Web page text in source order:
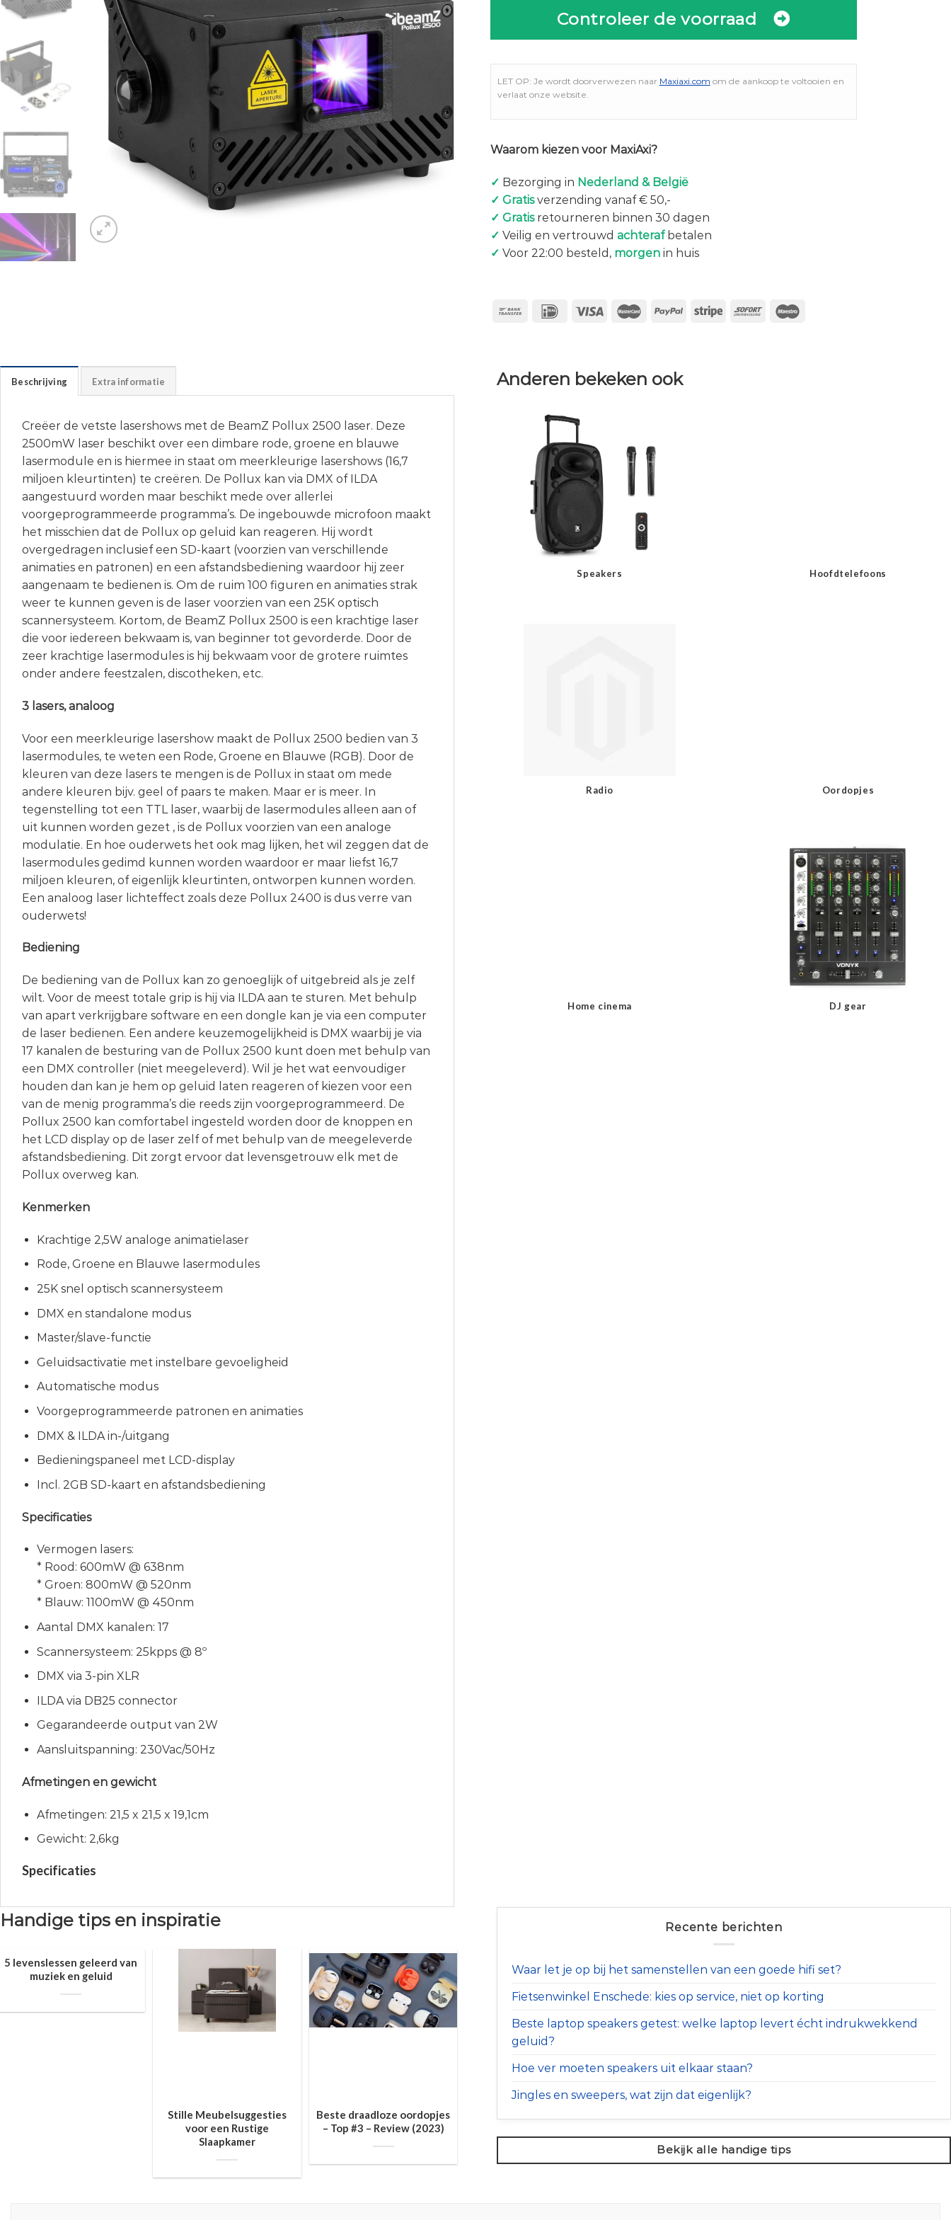
Controleer de voorraad
LET OP: Je wordt doorverwezen naar Maxiaxi.com om de aankoop te voltooien en
verlaat onze website.
Waarom kiezen voor MaxiAxi?
✓ Bezorging in Nederland & België
✓ Gratisverzending vanaf € 50,-
✓ Gratisretourneren binnen 30 dagen
✓ Veilig en vertrouwd achterafbetalen
✓ Voor 22:00 besteld, morgenin huis
Beschrijving Extra informatie
Creëer de vetste lasershows met de BeamZ Pollux 2500 laser. Deze
2500mW laser beschikt over een dimbare rode, groene en blauwe
lasermodule en is hiermee in staat om meerkleurige lasershows (16,7
miljoen kleurtinten) te creëren. De Pollux kan via DMX of ILDA
aangestuurd worden maar beschikt mede over allerlei
voorgeprogrammeerde programma’s. De ingebouwde microfoon maakt
het misschien dat de Pollux op geluid kan reageren. Hij wordt
overgedragen inclusief een SD-kaart (voorzien van verschillende
animaties en patronen) en een afstandsbediening waardoor hij zeer
aangenaam te bedienen is. Om de ruim 100 figuren en animaties strak
weer te kunnen geven is de laser voorzien van een 25K optisch
scannersysteem. Kortom, de BeamZ Pollux 2500 is een krachtige laser
die voor iedereen bekwaam is, van beginner tot gevorderde. Door de
zeer krachtige lasermodules is hij bekwaam voor de grotere ruimtes
onder andere feestzalen, discotheken, etc.
3 lasers, analoog
Voor een meerkleurige lasershow maakt de Pollux 2500 bedien van 3
lasermodules, te weten een Rode, Groene en Blauwe (RGB). Door de
kleuren van deze lasers te mengen is de Pollux in staat om mede
andere kleuren bijv. geel of paars te maken. Maar er is meer. In
tegenstelling tot een TTL laser, waarbij de lasermodules alleen aan of
uit kunnen worden gezet , is de Pollux voorzien van een analoge
modulatie. En hoe ouderwets het ook mag lijken, het wil zeggen dat de
lasermodules gedimd kunnen worden waardoor er maar liefst 16,7
miljoen kleuren, of eigenlijk kleurtinten, ontworpen kunnen worden.
Een analoog laser lichteffect zoals deze Pollux 2400 is dus verre van
ouderwets!
Bediening
De bediening van de Pollux kan zo genoeglijk of uitgebreid als je zelf
wilt. Voor de meest totale grip is hij via ILDA aan te sturen. Met behulp
van apart verkrijgbare software en een dongle kan je via een computer
de laser bedienen. Een andere keuzemogelijkheid is DMX waarbij je via
17 kanalen de besturing van de Pollux 2500 kunt doen met behulp van
een DMX controller (niet meegeleverd). Wil je het wat eenvoudiger
houden dan kan je hem op geluid laten reageren of kiezen voor een
van de menig programma’s die reeds zijn voorgeprogrammeerd. De
Pollux 2500 kan comfortabel ingesteld worden door de knoppen en
het LCD display op de laser zelf of met behulp van de meegeleverde
afstandsbediening. Dit zorgt ervoor dat levensgetrouw elk met de
Pollux overweg kan.
Kenmerken
Krachtige 2,5W analoge animatielaser
Rode, Groene en Blauwe lasermodules
25K snel optisch scannersysteem
DMX en standalone modus
Master/slave-functie
Geluidsactivatie met instelbare gevoeligheid
Automatische modus
Voorgeprogrammeerde patronen en animaties
DMX & ILDA in-/uitgang
Bedieningspaneel met LCD-display
Incl. 2GB SD-kaart en afstandsbediening
Specificaties
Vermogen lasers:
* Rood: 600mW @ 638nm
* Groen: 800mW @ 520nm
* Blauw: 1100mW @ 450nm
Aantal DMX kanalen: 17
Scannersysteem: 25kpps @ 8º
DMX via 3-pin XLR
ILDA via DB25 connector
Gegarandeerde output van 2W
Aansluitspanning: 230Vac/50Hz
Afmetingen en gewicht
Afmetingen: 21,5 x 21,5 x 19,1cm
Gewicht: 2,6kg
Specificaties
Anderen bekeken ook
Speakers Hoofdtelefoons
Radio Oordopjes
Home cinema DJ gear
Handige tips en inspiratie
5 levenslessen geleerd van
muziek en geluid
Stille Meubelsuggesties
voor een Rustige
Slaapkamer
Beste draadloze oordopjes
– Top #3 – Review (2023)
Recente berichten
Waar let je op bij het samenstellen van een goede hifi set?
Fietsenwinkel Enschede: kies op service, niet op korting
Beste laptop speakers getest: welke laptop levert écht indrukwekkend
geluid?
Hoe ver moeten speakers uit elkaar staan?
Jingles en sweepers, wat zijn dat eigenlijk?
Bekijk alle handige tips